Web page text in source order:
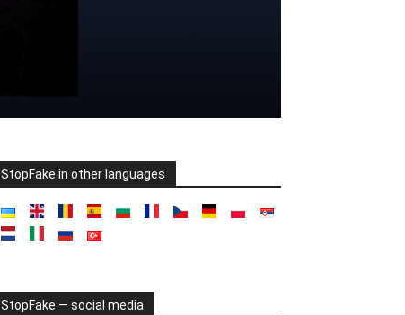
StopFake in other languages
StopFake — social media